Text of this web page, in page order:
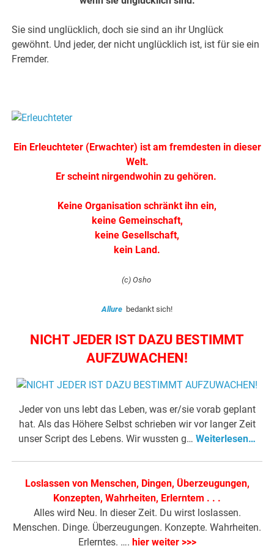
Sie sind unglücklich, doch sie sind an ihr Unglück
gewöhnt. Und jeder, der nicht unglücklich ist, ist für sie ein
Fremder.
Ein Erleuchteter (Erwachter) ist am fremdesten in dieser
Welt.
Er scheint nirgendwohin zu gehören.
Keine Organisation schränkt ihn ein,
keine Gemeinschaft,
keine Gesellschaft,
kein Land.
(c) Osho
Allure bedankt sich!
NICHT JEDER IST DAZU BESTIMMT
AUFZUWACHEN!
Jeder von uns lebt das Leben, was er/sie vorab geplant
hat. Als das Höhere Selbst schrieben wir vor langer Zeit
unser Script des Lebens. Wir wussten g… Weiterlesen…
Loslassen von Menschen, Dingen, Überzeugungen,
Konzepten, Wahrheiten, Erlerntem . . .
Alles wird Neu. In dieser Zeit. Du wirst loslassen.
Menschen. Dinge. Überzeugungen. Konzepte. Wahrheiten.
Erlerntes. …. hier weiter >>>